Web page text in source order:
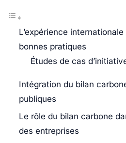
L’expérience
bonnes pratiques
Études de cas
Intégration du bilan
publiques
Le rôle du bilan carbone
des entreprises